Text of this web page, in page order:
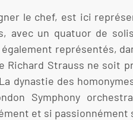
le chef, est ici
avec un quatuor de
représentés,
Richard Strauss ne soit
dynastie des
Symphony
et si